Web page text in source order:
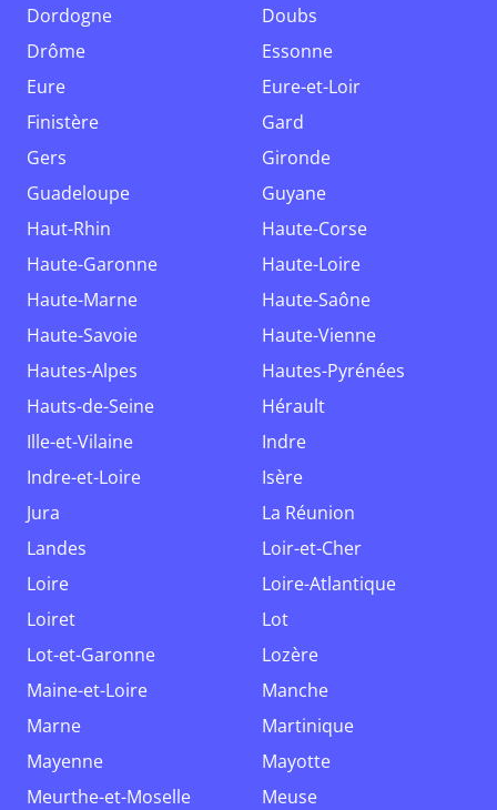
Dordogne
Doubs
Drôme
Essonne
Eure
Eure-et-Loir
Finistère
Gard
Gers
Gironde
Guadeloupe
Guyane
Haut-Rhin
Haute-Corse
Haute-Garonne
Haute-Loire
Haute-Marne
Haute-Saône
Haute-Savoie
Haute-Vienne
Hautes-Alpes
Hautes-Pyrénées
Hauts-de-Seine
Hérault
Ille-et-Vilaine
Indre
Indre-et-Loire
Isère
Jura
La Réunion
Landes
Loir-et-Cher
Loire
Loire-Atlantique
Loiret
Lot
Lot-et-Garonne
Lozère
Maine-et-Loire
Manche
Marne
Martinique
Mayenne
Mayotte
Meurthe-et-Moselle
Meuse